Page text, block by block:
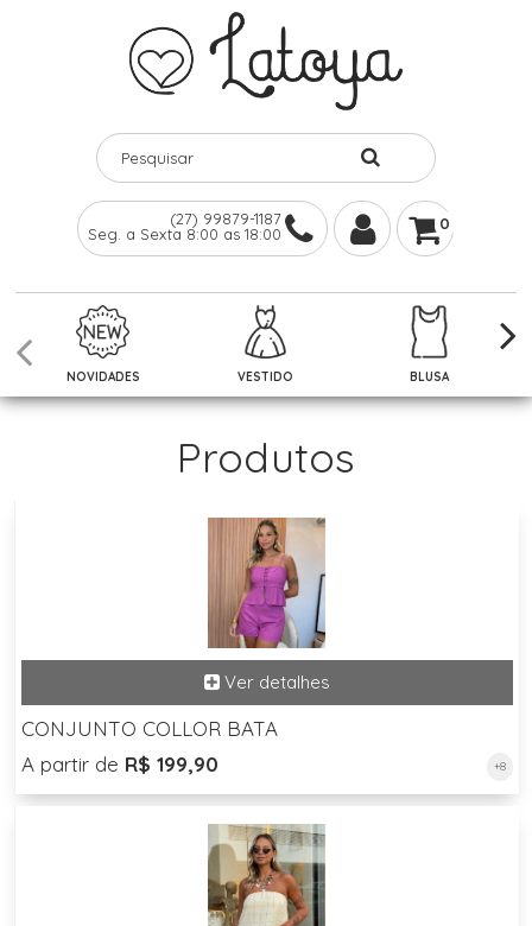
(27) 99879-1187
Seg. a Sexta 8:00 as 18:00
0
NOVIDADES VESTIDO BLUSA
Produtos
CONJUNTO COLLOR BATA
A partir de R$ 199,90 +8